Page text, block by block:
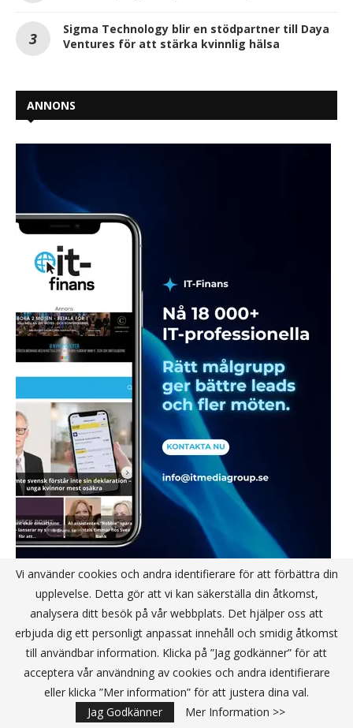
Sigma Technology blir en stödpartner till Daya
Ventures för att stärka kvinnlig hälsa
ANNONS
NYHETSBREV JA TACK
Vi använder cookies och andra identifierare för att förbättra din
upplevelse. Detta gör att vi kan säkerställa din åtkomst,
analysera ditt besök på vår webbplats. Det hjälper oss att
erbjuda dig ett personligt anpassat innehåll och smidig åtkomst
till användbar information. Klicka på ”Jag godkänner” för att
acceptera vår användning av cookies och andra identifierare
eller klicka ”Mer information” för att justera dina val.
Jag Godkänner
Mer Information >>